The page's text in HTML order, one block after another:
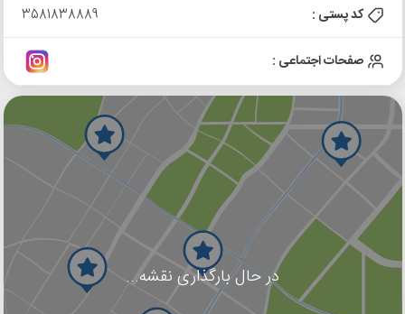
کد پستی : 3581838889
صفحات اجتماعی :
در حال بارگذاری نقشه...